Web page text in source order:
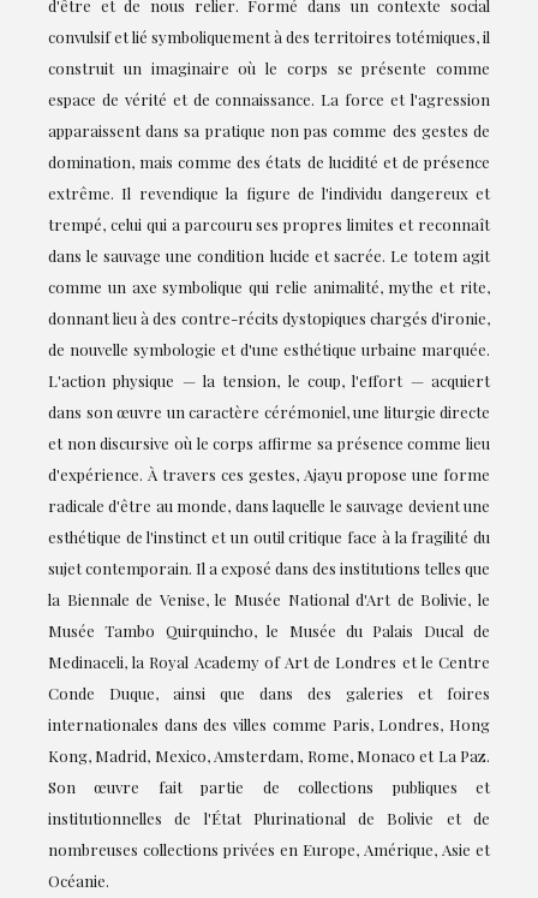
d'être et de nous relier. Formé dans un contexte social
convulsif et lié symboliquement à des territoires totémiques, il
construit un imaginaire où le corps se présente comme
espace de vérité et de connaissance. La force et l'agression
apparaissent dans sa pratique non pas comme des gestes de
domination, mais comme des états de lucidité et de présence
extrême. Il revendique la figure de l'individu dangereux et
trempé, celui qui a parcouru ses propres limites et reconnaît
dans le sauvage une condition lucide et sacrée. Le totem agit
comme un axe symbolique qui relie animalité, mythe et rite,
donnant lieu à des contre-récits dystopiques chargés d'ironie,
de nouvelle symbologie et d'une esthétique urbaine marquée.
L'action physique — la tension, le coup, l'effort — acquiert
dans son œuvre un caractère cérémoniel, une liturgie directe
et non discursive où le corps affirme sa présence comme lieu
d'expérience. À travers ces gestes, Ajayu propose une forme
radicale d'être au monde, dans laquelle le sauvage devient une
esthétique de l'instinct et un outil critique face à la fragilité du
sujet contemporain. Il a exposé dans des institutions telles que
la Biennale de Venise, le Musée National d'Art de Bolivie, le
Musée Tambo Quirquincho, le Musée du Palais Ducal de
Medinaceli, la Royal Academy of Art de Londres et le Centre
Conde Duque, ainsi que dans des galeries et foires
internationales dans des villes comme Paris, Londres, Hong
Kong, Madrid, Mexico, Amsterdam, Rome, Monaco et La Paz.
Son œuvre fait partie de collections publiques et
institutionnelles de l'État Plurinational de Bolivie et de
nombreuses collections privées en Europe, Amérique, Asie et
Océanie.